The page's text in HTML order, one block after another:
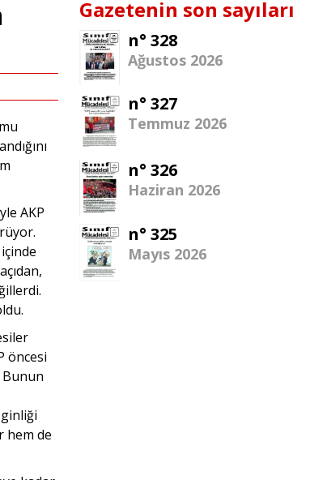
AKP
öncesi
Bunun
hem de
Gazetenin son sayıları
n° 328
Ağustos 2026
n° 327
Temmuz 2026
n° 326
Haziran 2026
n° 325
Mayıs 2026